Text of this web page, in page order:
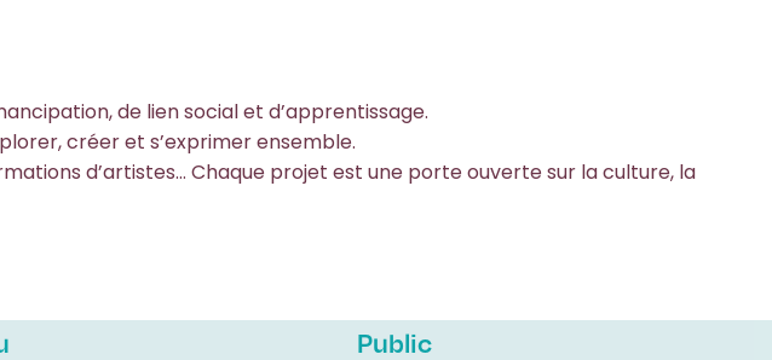
de lien social et d’apprentissage.
créer et s’exprimer ensemble.
d’artistes… Chaque projet est une porte ouverte sur la culture, la
Public